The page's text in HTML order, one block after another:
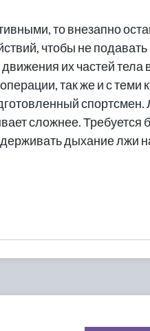
то внезапно
чтобы не
их частей
так же и с теми
сложнее.
дыхание лжи